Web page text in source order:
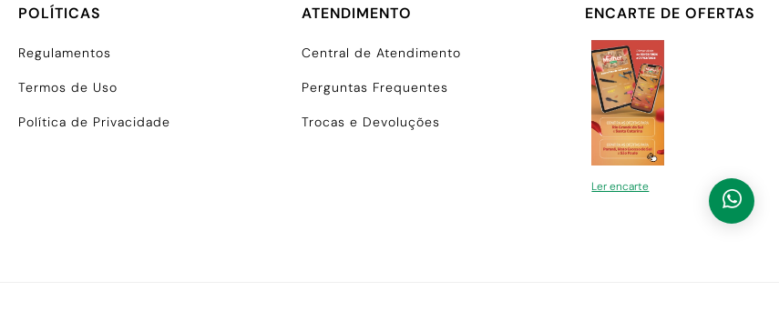
POLÍTICAS
Regulamentos
Termos de Uso
Política de Privacidade
ATENDIMENTO
Central de Atendimento
Perguntas Frequentes
Trocas e Devoluções
ENCARTE DE OFERTAS
Ler encarte